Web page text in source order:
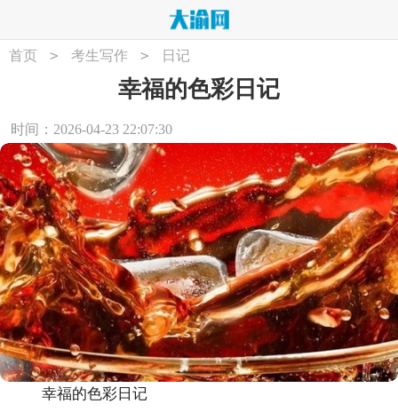
首页 > 考生写作 > 日记
幸福的色彩日记
时间：2026-04-23 22:07:30
幸福的色彩日记